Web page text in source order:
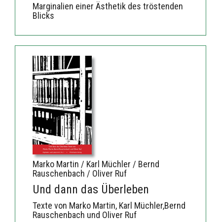
Marginalien einer Ästhetik des tröstenden
Blicks
Marko Martin / Karl Müchler / Bernd
Rauschenbach / Oliver Ruf
Und dann das Überleben
Texte von Marko Martin, Karl Müchler,Bernd
Rauschenbach und Oliver Ruf